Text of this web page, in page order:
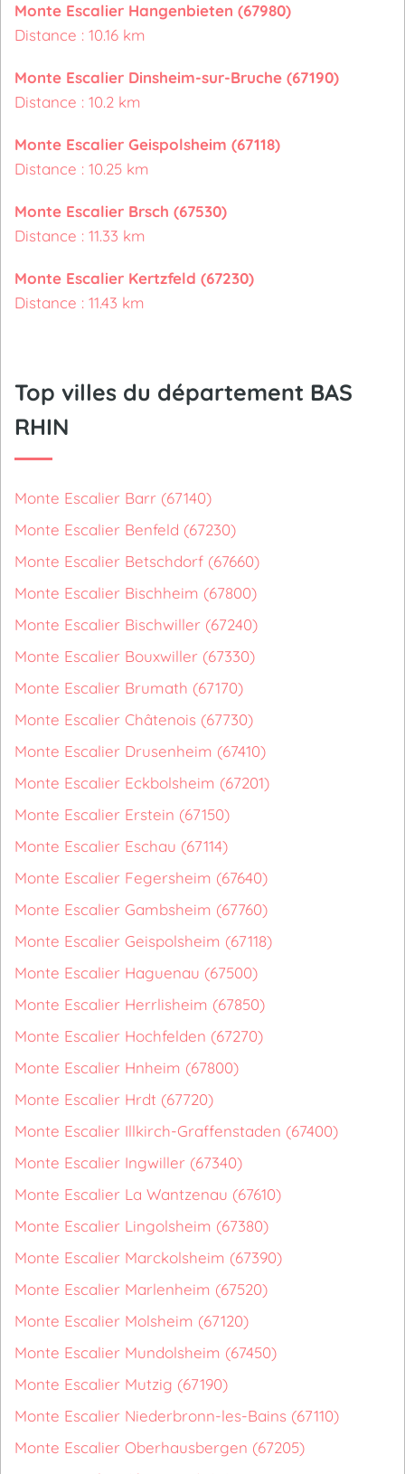
Monte Escalier Hangenbieten (67980)
Distance : 10.16 km
Monte Escalier Dinsheim-sur-Bruche (67190)
Distance : 10.2 km
Monte Escalier Geispolsheim (67118)
Distance : 10.25 km
Monte Escalier Brsch (67530)
Distance : 11.33 km
Monte Escalier Kertzfeld (67230)
Distance : 11.43 km
Top villes du département BAS
RHIN
Monte Escalier Barr (67140)
Monte Escalier Benfeld (67230)
Monte Escalier Betschdorf (67660)
Monte Escalier Bischheim (67800)
Monte Escalier Bischwiller (67240)
Monte Escalier Bouxwiller (67330)
Monte Escalier Brumath (67170)
Monte Escalier Châtenois (67730)
Monte Escalier Drusenheim (67410)
Monte Escalier Eckbolsheim (67201)
Monte Escalier Erstein (67150)
Monte Escalier Eschau (67114)
Monte Escalier Fegersheim (67640)
Monte Escalier Gambsheim (67760)
Monte Escalier Geispolsheim (67118)
Monte Escalier Haguenau (67500)
Monte Escalier Herrlisheim (67850)
Monte Escalier Hochfelden (67270)
Monte Escalier Hnheim (67800)
Monte Escalier Hrdt (67720)
Monte Escalier Illkirch-Graffenstaden (67400)
Monte Escalier Ingwiller (67340)
Monte Escalier La Wantzenau (67610)
Monte Escalier Lingolsheim (67380)
Monte Escalier Marckolsheim (67390)
Monte Escalier Marlenheim (67520)
Monte Escalier Molsheim (67120)
Monte Escalier Mundolsheim (67450)
Monte Escalier Mutzig (67190)
Monte Escalier Niederbronn-les-Bains (67110)
Monte Escalier Oberhausbergen (67205)